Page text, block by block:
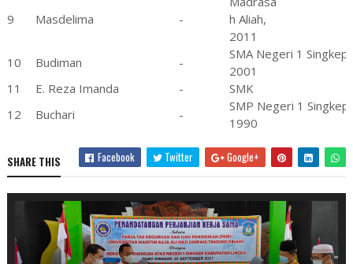
9 Masdelima -
h Aliah,
2011
10
Budiman -
SMA Negeri 1 Singkep,
2001
11
E. Reza Imanda -
SMK
12
Buchari -
SMP Negeri 1 Singkep,
1990
SHARE THIS Facebook Twitter Google+